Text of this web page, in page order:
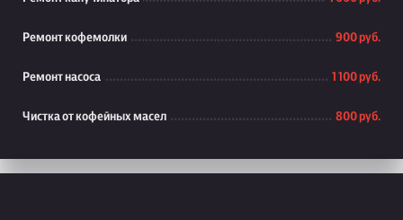
Ремонт кофемолки 900 руб.
Ремонт насоса 1 100 руб.
Чистка от кофейных масел 800 руб.